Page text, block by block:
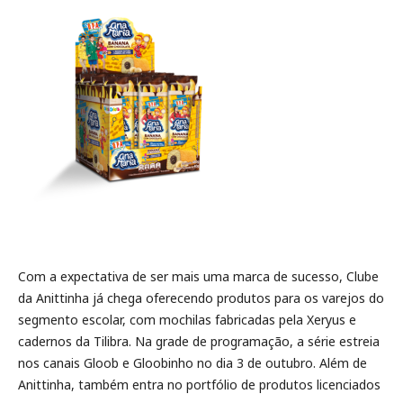
Com a expectativa de ser mais uma marca de sucesso, Clube
da Anittinha já chega oferecendo produtos para os varejos do
segmento escolar, com mochilas fabricadas pela Xeryus e
cadernos da Tilibra. Na grade de programação, a série estreia
nos canais Gloob e Gloobinho no dia 3 de outubro. Além de
Anittinha, também entra no portfólio de produtos licenciados